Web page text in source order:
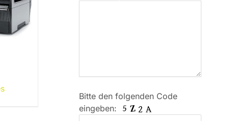
Bitte
lasse
Bitte den folgenden Code
eingeben: